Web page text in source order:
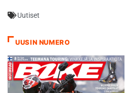
Konttinen. Kyselyyn…
KTM 250, Kytönen Vesa
Honda 250 Panssariprikaati:
Aaltonen Kari KTM 640,
Harala…
Uutiset
UUSIN NUMERO